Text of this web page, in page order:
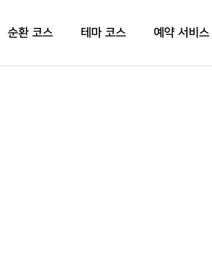
순환 코스 테마 코스 예약 서비스